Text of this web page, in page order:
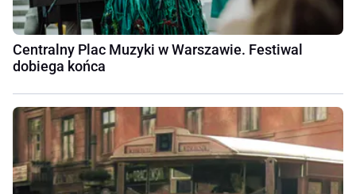
Centralny Plac Muzyki w Warszawie. Festiwal
dobiega końca